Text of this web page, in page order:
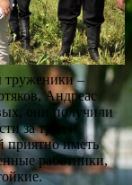
труженики –
Андреас
они получили
за труд и
иметь
работники,